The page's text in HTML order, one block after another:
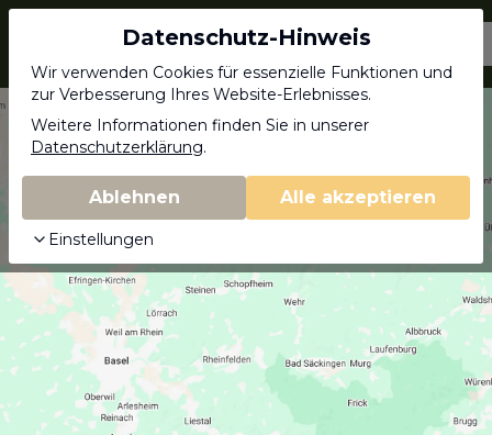
Jagdschein.com
Datenschutz-Hinweis
Wir verwenden Cookies für essenzielle Funktionen und
zur Verbesserung Ihres Website-Erlebnisses.
Weitere Informationen finden Sie in unserer
Datenschutzerklärung.
Ablehnen Alle akzeptieren
Einstellungen